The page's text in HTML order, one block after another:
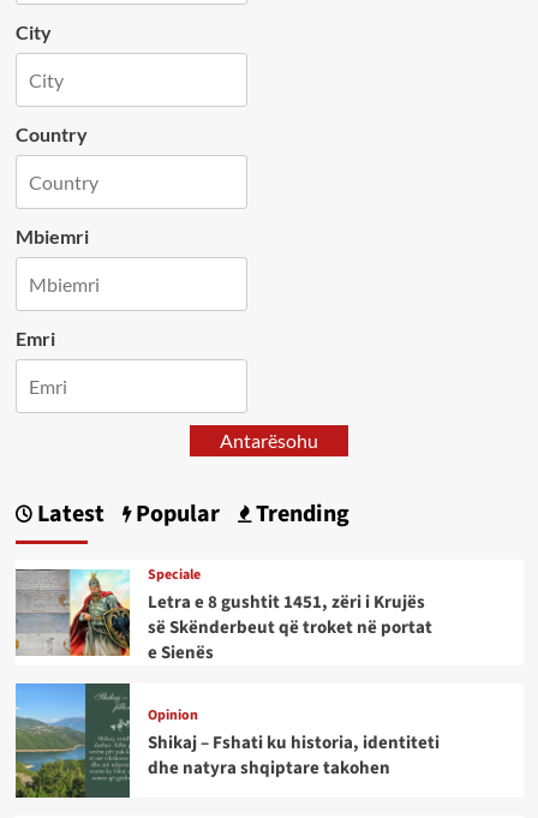
City
Country
Mbiemri
Emri
Antarësohu
Latest Popular Trending
Speciale
Letra e 8 gushtit 1451, zëri i Krujës
së Skënderbeut që troket në portat
e Sienës
Opinion
Shikaj – Fshati ku historia, identiteti
dhe natyra shqiptare takohen